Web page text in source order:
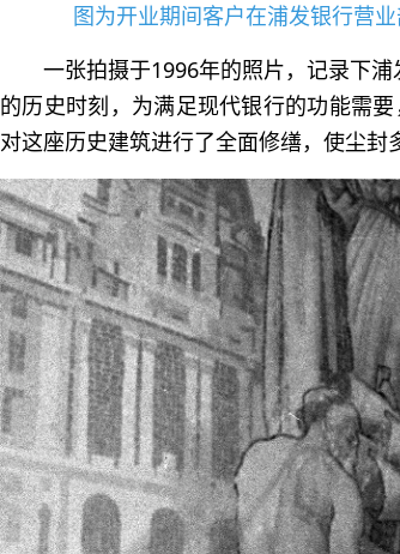
图为开业期间客户在浦发银行营
一张拍摄于1996年的照片，记录下
的历史时刻，为满足现代银行的功能需
对这座历史建筑进行了全面修缮，使尘封